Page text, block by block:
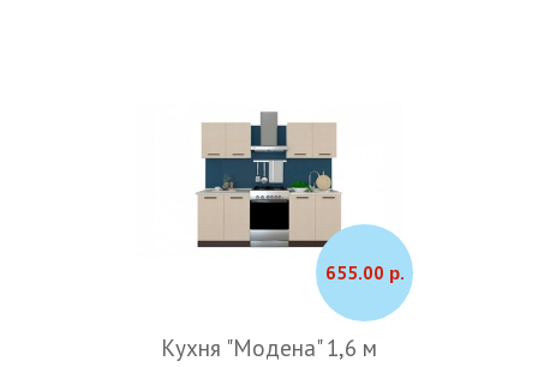
655.00 р.
Кухня "Модена" 1,6 м